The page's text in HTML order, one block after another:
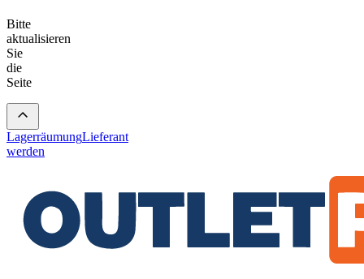
Bitte
aktualisieren
Sie
die
Seite
LagerräumungLieferant
werden